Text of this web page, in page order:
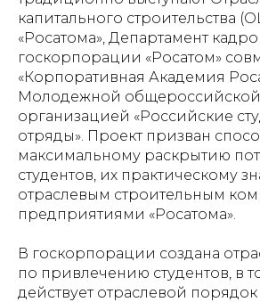
капитального строительства
«Росатома», Департамент
госкорпорации «Росатом»
«Корпоративная Академия
Молодежной
организацией «Российские
отряды». Проект призван
максимальному раскрытию
студентов, их практическому
отраслевым строительным
предприятиями «Росатома».
В госкорпорации создана
по привлечению студентов, в
действует отраслевой